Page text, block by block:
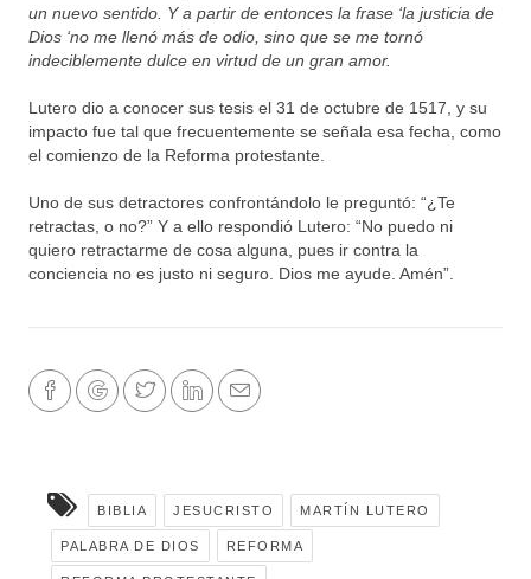
un nuevo sentido. Y a partir de entonces la frase ‘la justicia de
Dios ‘no me llenó más de odio, sino que se me tornó
indeciblemente dulce en virtud de un gran amor.
Lutero dio a conocer sus tesis el 31 de octubre de 1517, y su
impacto fue tal que frecuentemente se señala esa fecha, como
el comienzo de la Reforma protestante.
Uno de sus detractores confrontándolo le preguntó: “¿Te
retractas, o no?” Y a ello respondió Lutero: “No puedo ni
quiero retractarme de cosa alguna, pues ir contra la
conciencia no es justo ni seguro. Dios me ayude. Amén”.
BIBLIA JESUCRISTO MARTÍN LUTERO
PALABRA DE DIOS REFORMA